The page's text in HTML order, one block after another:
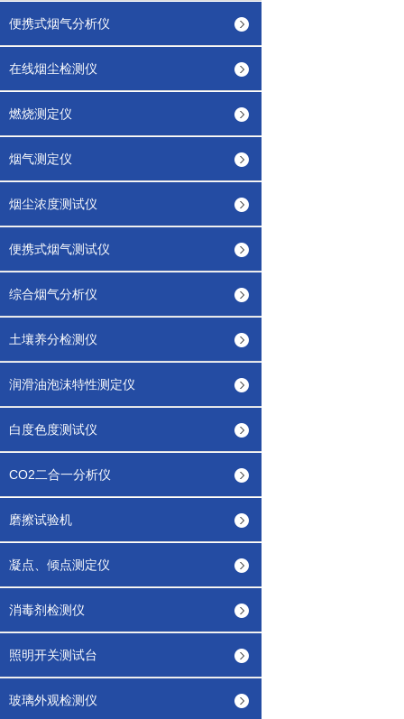
便携式烟气分析仪
在线烟尘检测仪
燃烧测定仪
烟气测定仪
烟尘浓度测试仪
便携式烟气测试仪
综合烟气分析仪
土壤养分检测仪
润滑油泡沫特性测定仪
白度色度测试仪
CO2二合一分析仪
磨擦试验机
凝点、倾点测定仪
消毒剂检测仪
照明开关测试台
玻璃外观检测仪